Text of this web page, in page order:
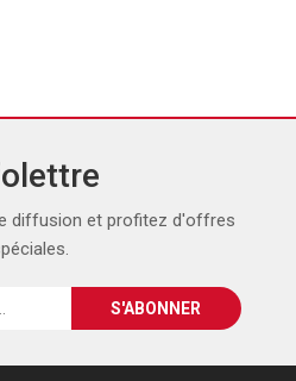
diffusion et profitez d'offres